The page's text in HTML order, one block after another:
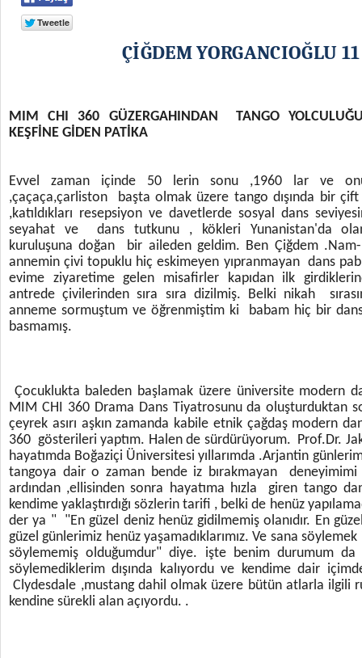
ÇİĞDEM YORGANCIOĞLU
MIM CHI 360 GÜZERGAHINDAN TANGO
KEŞFİNE GİDEN PATİKA
Evvel zaman içinde 50 lerin sonu ,1960 lar ve
,çaçaça,çarliston başta olmak üzere tango dışında bir
,katıldıkları resepsiyon ve davetlerde sosyal dans
seyahat ve dans tutkunu , kökleri Yunanistan'da
kuruluşuna doğan bir aileden geldim. Ben Çiğdem
annemin çivi topuklu hiç eskimeyen yıpranmayan dans
evime ziyaretime gelen misafirler kapıdan ilk
antrede çivilerinden sıra sıra dizilmiş. Belki nikah
anneme sormuştum ve öğrenmiştim ki babam hiç bir dans
basmamış.
Çocuklukta baleden başlamak üzere üniversite modern
MIM CHI 360 Drama Dans Tiyatrosunu da oluşturduktan
çeyrek asırı aşkın zamanda kabile etnik çağdaş modern
360 gösterileri yaptım. Halen de sürdürüyorum. Prof.Dr.
hayatımda Boğaziçi Üniversitesi yıllarımda .Arjantin
tangoya dair o zaman bende iz bırakmayan deneyimimi
ardından ,ellisinden sonra hayatıma hızla giren tango
kendime yaklaştırdığı sözlerin tarifi , belki de henüz
der ya " "En güzel deniz henüz gidilmemiş olanıdır. En
güzel günlerimiz henüz yaşamadıklarımız. Ve sana
söylememiş olduğumdur" diye. işte benim durumum
söylemediklerim dışında kalıyordu ve kendime dair
Clydesdale ,mustang dahil olmak üzere bütün atlarla ilgili
kendine sürekli alan açıyordu. .